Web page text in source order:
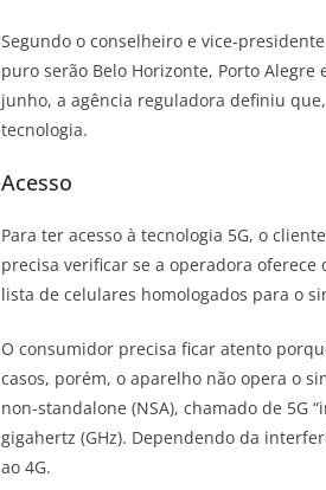
Segundo o conselheiro e vice-
puro serão Belo Horizonte, Porto Alegre
junho, a agência reguladora definiu
tecnologia.
Acesso
Para ter acesso à tecnologia 5G, o
precisa verificar se a operadora
lista de celulares homologados para o
O consumidor precisa ficar atento
casos, porém, o aparelho não opera o
non-standalone (NSA), chamado de 5G
gigahertz (GHz). Dependendo da
ao 4G.